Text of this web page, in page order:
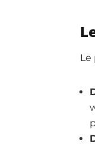
Le